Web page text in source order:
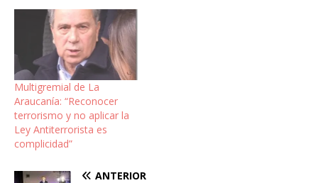
Multigremial de La
Araucanía: “Reconocer
terrorismo y no aplicar la
Ley Antiterrorista es
complicidad”
ANTERIOR